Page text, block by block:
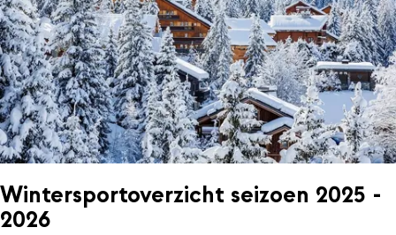
Wintersportoverzicht seizoen 2025 -
2026